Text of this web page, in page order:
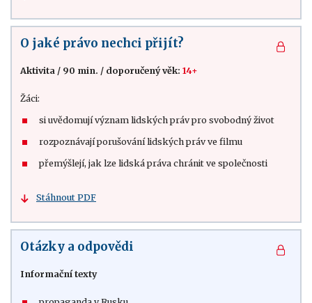
O jaké právo nechci přijít?
Aktivita / 90 min. / doporučený věk: 14+
Žáci:
si uvědomují význam lidských práv pro svobodný život
rozpoznávají porušování lidských práv ve filmu
přemýšlejí, jak lze lidská práva chránit ve společnosti
Stáhnout PDF
Otázky a odpovědi
Informační texty